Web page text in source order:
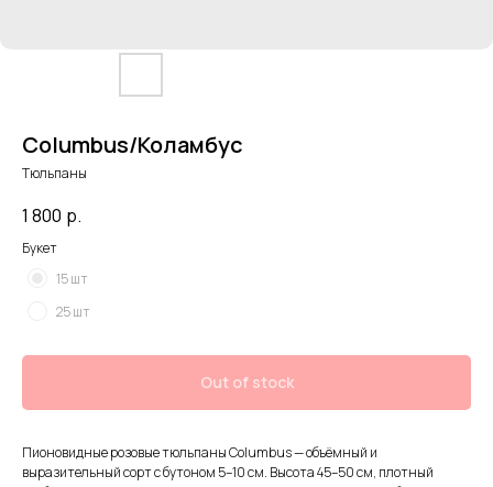
Columbus/Коламбус
Тюльпаны
1 800 р.
Букет
15 шт
25 шт
Out of stock
Пионовидные розовые тюльпаны Columbus — объёмный и
выразительный сорт с бутоном 5–10 см. Высота 45–50 см, плотный